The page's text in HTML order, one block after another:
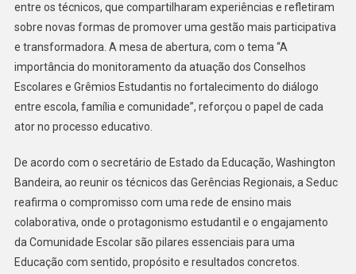
entre os técnicos, que compartilharam experiências e refletiram
sobre novas formas de promover uma gestão mais participativa
e transformadora. A mesa de abertura, com o tema “A
importância do monitoramento da atuação dos Conselhos
Escolares e Grêmios Estudantis no fortalecimento do diálogo
entre escola, família e comunidade”, reforçou o papel de cada
ator no processo educativo.
De acordo com o secretário de Estado da Educação, Washington
Bandeira, ao reunir os técnicos das Gerências Regionais, a Seduc
reafirma o compromisso com uma rede de ensino mais
colaborativa, onde o protagonismo estudantil e o engajamento
da Comunidade Escolar são pilares essenciais para uma
Educação com sentido, propósito e resultados concretos.